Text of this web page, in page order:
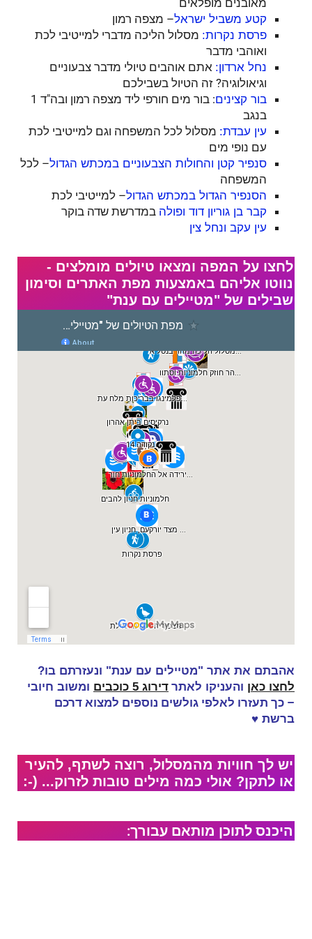
מאובנים מופלאים
קטע משביל ישראל– מצפה רמון
פרסת נקרות: מסלול הליכה מדברי למייטיבי לכת
ואוהבי מדבר
נחל ארדון: אתם אוהבים טיולי מדבר צבעוניים
וגיאולוגיה? זה הטיול בשבילכם
בור קצינים
: בור מים חורפי ליד מצפה רמון ובה"ד 1
בנגב
עין עבדת: מסלול לכל המשפחה וגם למייטיבי לכת
עם נופי מים
סנפיר קטן והחולות הצבעוניים במכתש הגדול– לכל
המשפחה
הסנפיר הגדול במכתש הגדול– למייטיבי לכת
קבר בן גוריון דוד ופולה במדרשת שדה בוקר
עין עקב ונחל צין
לחצו על המפה ומצאו טיולים מומלצים -
נווטו אליהם באמצעות מפת האתרים וסימון
שבילים של "מטיילים עם ענת"
אהבתם את אתר "מטיילים עם ענת" ונעזרתם בו?
לחצו כאן והעניקו לאתר דירוג 5 כוכבים ומשוב חיובי
– כך תעזרו לאלפי גולשים נוספים למצוא דרכם
ברשת ♥
יש לך חוויות מהמסלול, רוצה לשתף, להעיר
או לתקן? אולי כמה מילים טובות לזרוק... (-:
היכנס לתוכן מותאם עבורך: